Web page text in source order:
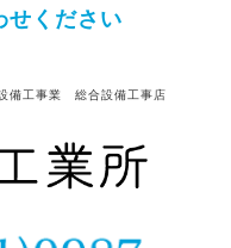
せください
備工事業 総合設備工事店